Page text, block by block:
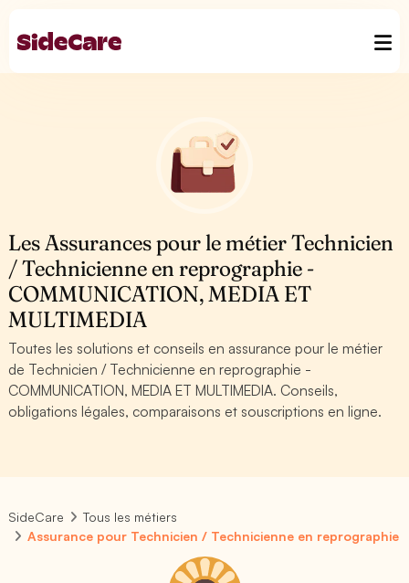
Les Assurances pour le métier Technicien
/ Technicienne en reprographie -
COMMUNICATION, MEDIA ET
MULTIMEDIA
Toutes les solutions et conseils en assurance pour le métier
de Technicien / Technicienne en reprographie -
COMMUNICATION, MEDIA ET MULTIMEDIA. Conseils,
obligations légales, comparaisons et souscriptions en ligne.
SideCare
Tous les métiers
Assurance pour Technicien / Technicienne en reprographie